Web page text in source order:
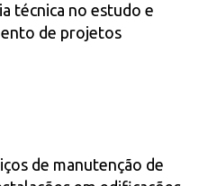
técnica no estudo e
de projetos
de manutenção de